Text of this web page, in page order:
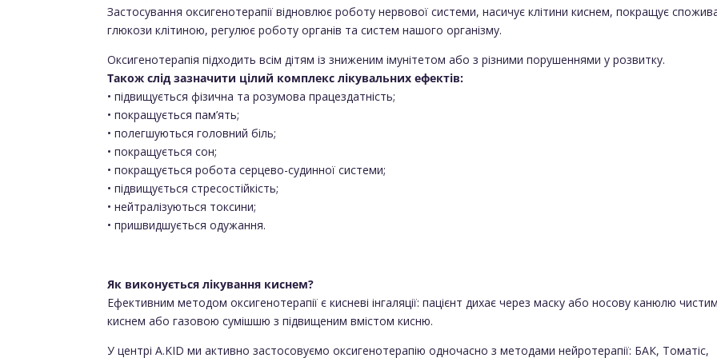
Застосування оксигенотерапії відновлює роботу нервової системи, насичує клітини киснем, покращує
глюкози клітиною, регулює роботу органів та систем нашого організму.
Оксигенотерапія підходить всім дітям із зниженим імунітетом або з різними порушеннями у розвитку.
Також слід зазначити цілий комплекс лікувальних ефектів:
• підвищується фізична та розумова працездатність;
• покращується пам’ять;
• полегшуються головний біль;
• покращується сон;
• покращується робота серцево-судинної системи;
• підвищується стресостійкість;
• нейтралізуються токсини;
• пришвидшується одужання.
Як виконується лікування киснем?
Ефективним методом оксигенотерапії є кисневі інгаляції: пацієнт дихає через маску або носову канюлю чистим
киснем або газовою сумішшю з підвищеним вмістом кисню.
У центрі A.KID ми активно застосовуємо оксигенотерапію одночасно з методами нейротерапії: БАК, Томатіс,